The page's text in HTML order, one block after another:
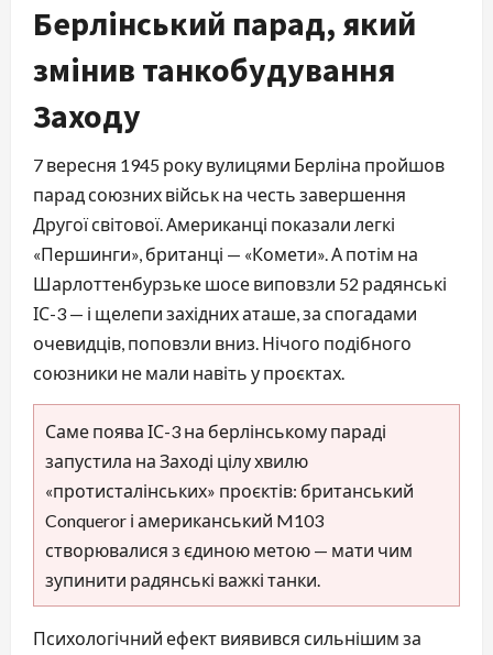
Берлінський парад, який
змінив танкобудування
Заходу
7 вересня 1945 року вулицями Берліна пройшов
парад союзних військ на честь завершення
Другої світової. Американці показали легкі
«Першинги», британці — «Комети». А потім на
Шарлоттенбурзьке шосе виповзли 52 радянські
ІС-3 — і щелепи західних аташе, за спогадами
очевидців, поповзли вниз. Нічого подібного
союзники не мали навіть у проєктах.
Саме поява ІС-3 на берлінському параді
запустила на Заході цілу хвилю
«протисталінських» проєктів: британський
Conqueror і американський M103
створювалися з єдиною метою — мати чим
зупинити радянські важкі танки.
Психологічний ефект виявився сильнішим за